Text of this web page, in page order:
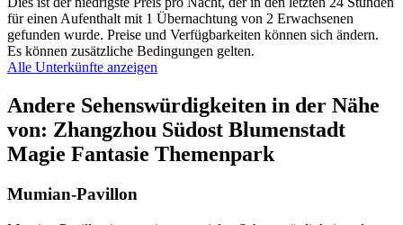
für einen Aufenthalt mit 1 Übernachtung von 2 Erwachsenen
gefunden wurde. Preise und Verfügbarkeiten können sich ändern.
Es können zusätzliche Bedingungen gelten.
Alle Unterkünfte anzeigen
Andere Sehenswürdigkeiten in der Nähe
von: Zhangzhou Südost Blumenstadt
Magie Fantasie Themenpark
Mumian-Pavillon